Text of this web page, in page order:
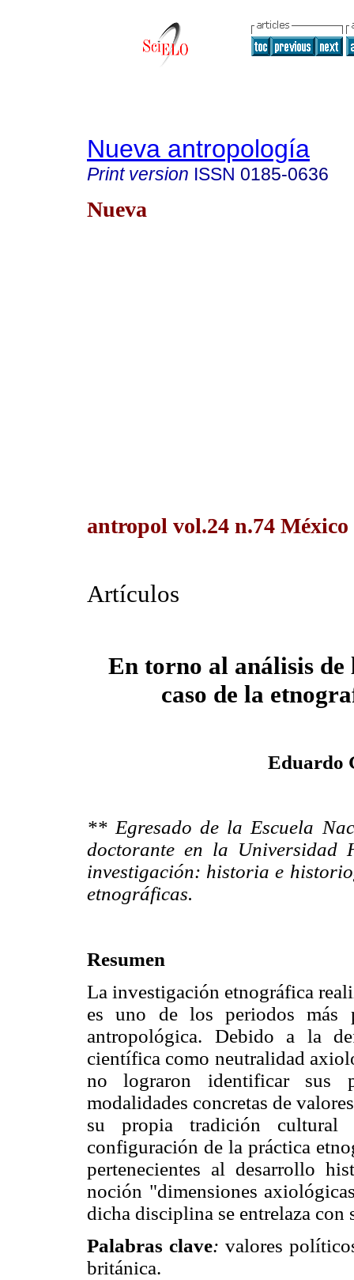
Nueva antropología
Print version ISSN 0185-0636
Nueva
antropol vol.24 n.74 México
Artículos
En torno al análisis de
caso de la
Eduardo
** Egresado de la Escuela
doctorante en la Universidad
investigación: historia e
etnográficas.
Resumen
La investigación etnográfica
es uno de los periodos más
antropológica. Debido a la
científica como neutralidad
no lograron identificar sus
modalidades concretas de
su propia tradición
configuración de la práctica
pertenecientes al desarrollo
noción "dimensiones
dicha disciplina se entrelaza
Palabras clave: valores
británica.